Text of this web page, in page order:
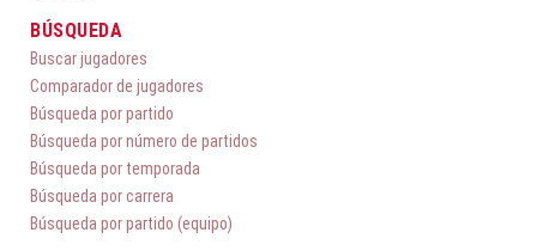
BÚSQUEDA
Buscar jugadores
Comparador de jugadores
Búsqueda por partido
Búsqueda por número de partidos
Búsqueda por temporada
Búsqueda por carrera
Búsqueda por partido (equipo)